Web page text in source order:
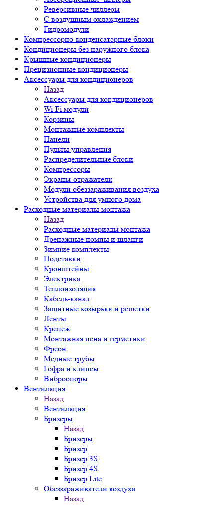
Реверсивные чиллеры
С воздушным охлаждением
Гидромодули
Компрессорно-конденсаторные блоки
Кондиционеры без наружного блока
Крышные кондиционеры
Прецизионные кондиционеры
Аксессуары для кондиционеров
Назад
Аксессуары для кондиционеров
Wi-Fi модули
Корзины
Монтажные комплекты
Панели
Пульты управления
Распределительные блоки
Компрессоры
Экраны-отражатели
Модули обеззараживания воздуха
Устройства для умного дома
Расходные материалы монтажа
Назад
Расходные материалы монтажа
Дренажные помпы и шланги
Зимние комплекты
Подставки
Кронштейны
Электрика
Теплоизоляция
Кабель-канал
Защитные козырьки и решетки
Ленты
Крепеж
Монтажная пена и герметики
Фреон
Медные трубы
Гофра и клипсы
Виброопоры
Вентиляция
Назад
Вентиляция
Бризеры
Назад
Бризеры
Бризер
Бризер 3S
Бризер 4S
Бризер Lite
Обеззараживатели воздуха
Назад